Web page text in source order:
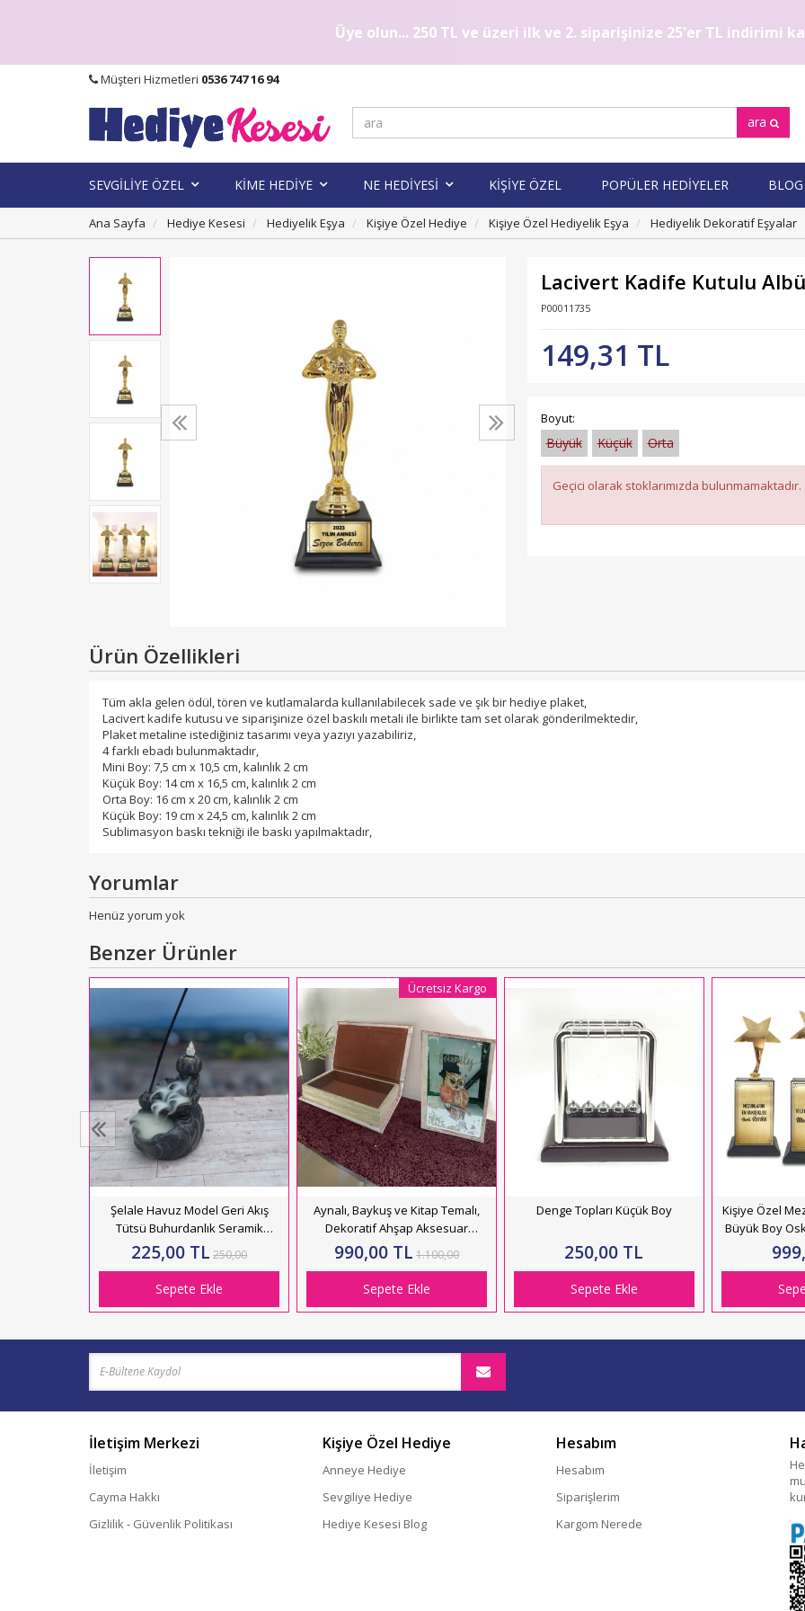
Üye olun... 250 TL ve üzeri ilk ve 2. siparişinize 25'er TL indirimi
Müşteri Hizmetleri 0536 747 16 94
ara
SEVGİLİYE ÖZEL KİME HEDİYE NE HEDİYESİ KİŞİYE ÖZEL POPÜLER HEDİYELER BLOG
Ana Sayfa Hediye Kesesi Hediyelik Eşya Kişiye Özel Hediye Kişiye Özel Hediyelik Eşya Hediyelik Dekoratif Eşyalar
Lacivert Kadife Kutulu
P00011735
149,31 TL
Boyut:
Büyük Küçük Orta
Geçici olarak stoklarımızda bulunmamaktadır.
Ürün Özellikleri
Tüm akla gelen ödül, tören ve kutlamalarda kullanılabilecek sade ve şık bir hediye plaket,
Lacivert kadife kutusu ve siparişinize özel baskılı metali ile birlikte tam set olarak gönderilmektedir,
Plaket metaline istediğiniz tasarımı veya yazıyı yazabiliriz,
4 farklı ebadı bulunmaktadır,
Mini Boy: 7,5 cm x 10,5 cm, kalınlık 2 cm
Küçük Boy: 14 cm x 16,5 cm, kalınlık 2 cm
Orta Boy: 16 cm x 20 cm, kalınlık 2 cm
Küçük Boy: 19 cm x 24,5 cm, kalınlık 2 cm
Sublimasyon baskı tekniği ile baskı yapılmaktadır,
Yorumlar
Henüz yorum yok
Benzer Ürünler
Şelale Havuz Model Geri Akış
Tütsü Buhurdanlık Seramik
HK2880
225,00 TL 250,00
Sepete Ekle
Ücretsiz Kargo
Aynalı, Baykuş ve Kitap Temalı,
Dekoratif Ahşap Aksesuar
Kutusu HK2895
990,00 TL 1.100,00
Sepete Ekle
Denge Topları Küçük Boy
250,00 TL
Sepete Ekle
Kişiye Özel
Büyük Boy
İletişim Merkezi
İletişim
Cayma Hakkı
Gizlilik - Güvenlik Politikası
Kişiye Özel Hediye
Anneye Hediye
Sevgiliye Hediye
Hediye Kesesi Blog
Hesabım
Hesabım
Siparişlerim
Kargom Nerede